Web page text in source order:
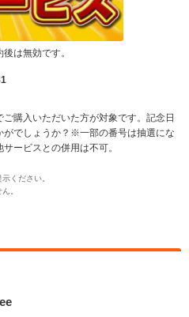
は無効です。
購入いただいた方が対象です。記念日
がでしょうか？※一部の番号は抽選にな
ービスとの併用は不可。
ください。
。